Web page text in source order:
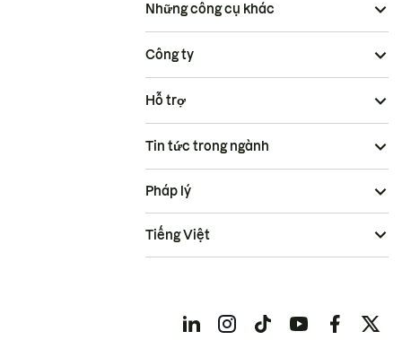
Những công cụ khác
Công ty
Hỗ trợ
Tin tức trong ngành
Pháp lý
Tiếng Việt